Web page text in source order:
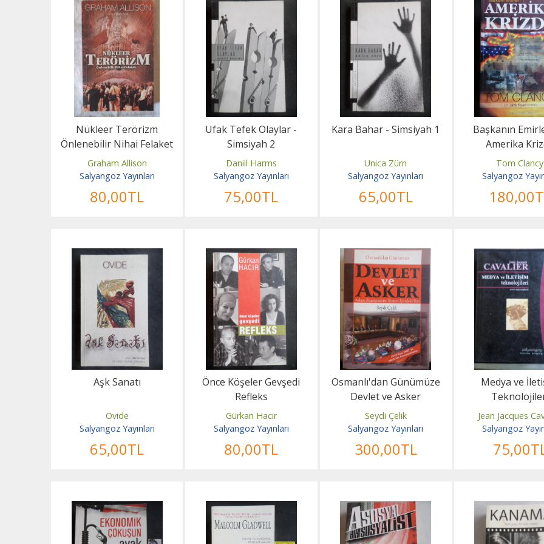
Nükleer Terörizm
Önlenebilir Nihai Felaket
Graham Allison
Salyangoz Yayınları
80,00TL
Ufak Tefek Olaylar -
Simsiyah 2
Daniil Harms
Salyangoz Yayınları
75,00TL
Kara Bahar - Simsiyah 1
Unica Zürn
Salyangoz Yayınları
65,00TL
Başkanın
Amerika
Tom Clancy
Salyangoz
180,00
Aşk Sanatı
Ovide
Salyangoz Yayınları
65,00TL
Önce Köşeler Gevşedi
Refleks
Gürkan Hacır
Salyangoz Yayınları
80,00TL
Osmanlı'dan Günümüze
Devlet ve Asker
Seydi Çelik
Salyangoz Yayınları
300,00TL
Medya ve
Jean Jacques
Salyangoz
75,00